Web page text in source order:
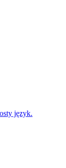
język.